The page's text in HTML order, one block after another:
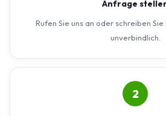
Anfrage
Rufen Sie uns an oder schreiben Sie
unverbindlich.
2